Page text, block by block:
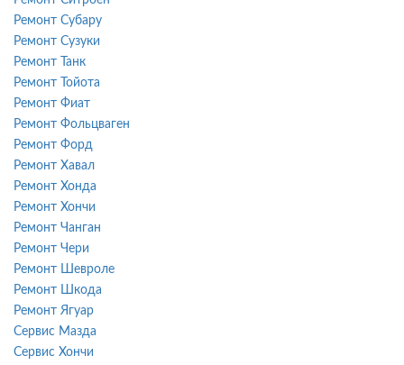
Ремонт Субару
Ремонт Сузуки
Ремонт Танк
Ремонт Тойота
Ремонт Фиат
Ремонт Фольцваген
Ремонт Форд
Ремонт Хавал
Ремонт Хонда
Ремонт Хончи
Ремонт Чанган
Ремонт Чери
Ремонт Шевроле
Ремонт Шкода
Ремонт Ягуар
Сервис Мазда
Сервис Хончи